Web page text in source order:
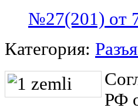
№27(201) от
Категория:
РФ